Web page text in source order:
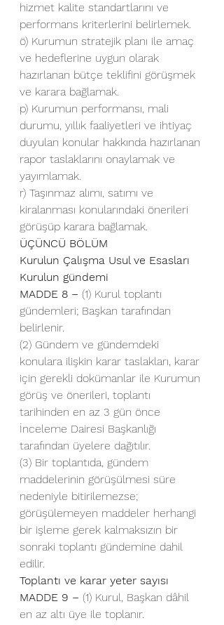
hizmet kalite standartlarını ve
performans kriterlerini belirlemek.
ö) Kurumun stratejik planı ile amaç
ve hedeflerine uygun olarak
hazırlanan bütçe teklifini görüşmek
ve karara bağlamak.
p) Kurumun performansı, mali
durumu, yıllık faaliyetleri ve ihtiyaç
duyulan konular hakkında hazırlanan
rapor taslaklarını onaylamak ve
yayımlamak.
r) Taşınmaz alımı, satımı ve
kiralanması konularındaki önerileri
görüşüp karara bağlamak.
ÜÇÜNCÜ BÖLÜM
Kurulun Çalışma Usul ve Esasları
Kurulun gündemi
MADDE 8 – (1) Kurul toplantı
gündemleri; Başkan tarafından
belirlenir.
(2) Gündem ve gündemdeki
konulara ilişkin karar taslakları, karar
için gerekli dokümanlar ile Kurumun
görüş ve önerileri, toplantı
tarihinden en az 3 gün önce
İnceleme Dairesi Başkanlığı
tarafından üyelere dağıtılır.
(3) Bir toplantıda, gündem
maddelerinin görüşülmesi süre
nedeniyle bitirilemezse;
görüşülemeyen maddeler herhangi
bir işleme gerek kalmaksızın bir
sonraki toplantı gündemine dahil
edilir.
Toplantı ve karar yeter sayısı
MADDE 9 – (1) Kurul, Başkan dâhil
en az altı üye ile toplanır.